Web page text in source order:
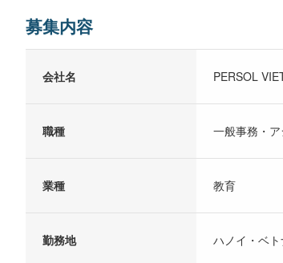
募集内容
会社名 PERSOL
職種 一般事務・
業種 教育
勤務地 ハノイ・ベ